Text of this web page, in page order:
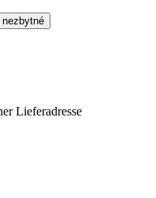
nezbytné
Lieferadresse